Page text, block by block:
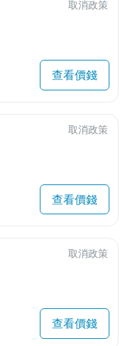
取消政策
查看價錢
取消政策
查看價錢
取消政策
查看價錢